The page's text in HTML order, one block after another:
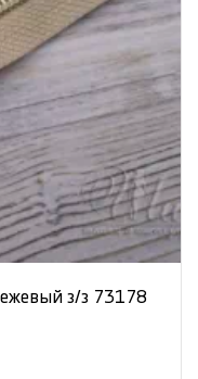
з/з 73178